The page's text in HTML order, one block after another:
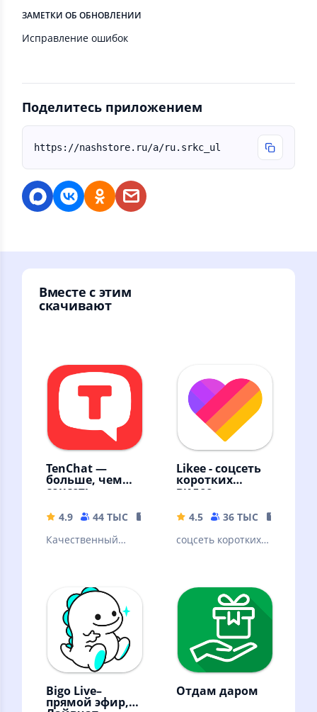
ЗАМЕТКИ ОБ ОБНОВЛЕНИИ
Исправление ошибок
Поделитесь приложением
https://nashstore.ru/a/ru.srkc_ul
Вместе с этим
скачивают
TenChat —
больше, чем
соцсеть
4.9 44 ТЫС
118.39 MB
Качественный
знакомства с
профи
Likee - соцсеть
коротких
видео
4.5 36 ТЫС
соцсеть коротких
Bigo Live–
прямой эфир,
Отдам даром